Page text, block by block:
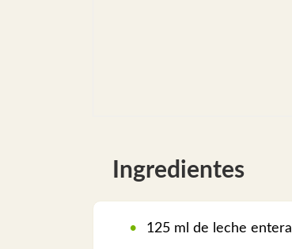
Ingredientes
125 ml de leche entera